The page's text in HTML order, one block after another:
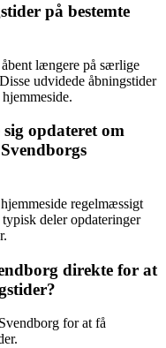
på bestemte
længere på særlige
udvidede åbningstider
opdateret om
regelmæssigt
deler opdateringer
direkte for at
for at få